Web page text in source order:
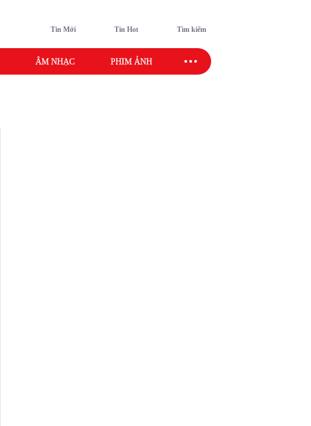
Tin Mới Tin Hot Tìm kiếm
ÂM NHẠC PHIM ẢNH SAO SPORT